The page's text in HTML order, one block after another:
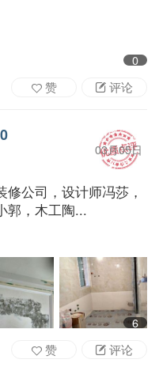
0
评论
赞
03月05日
公司，设计师冯莎，
郭，木工陶...
6
评论
赞